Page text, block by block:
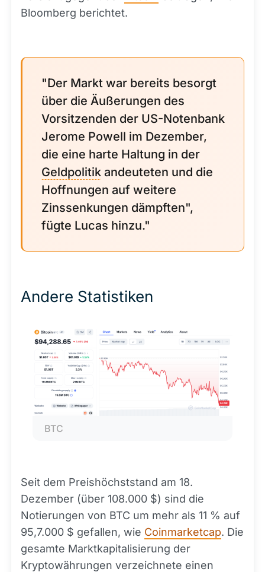
Bloomberg berichtet.
"Der Markt war bereits besorgt
über die Äußerungen des
Vorsitzenden der US-Notenbank
Jerome Powell im Dezember,
die eine harte Haltung in der
Geldpolitik andeuteten und die
Hoffnungen auf weitere
Zinssenkungen dämpften",
fügte Lucas hinzu."
Andere Statistiken
BTC
Seit dem Preishöchststand am 18.
Dezember (über 108.000 $) sind die
Notierungen von BTC um mehr als 11 % auf
95,7.000 $ gefallen, wie Coinmarketcap. Die
gesamte Marktkapitalisierung der
Kryptowährungen verzeichnete einen